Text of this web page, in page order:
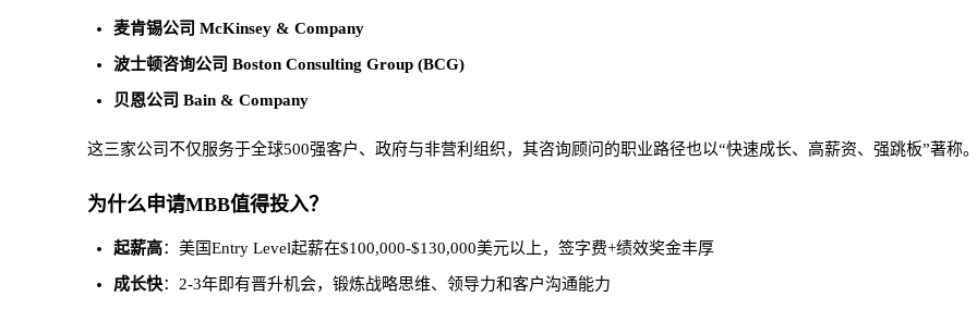
麦肯锡公司 McKinsey & Company
波士顿咨询公司 Boston Consulting Group (BCG)
贝恩公司 Bain & Company
这三家公司不仅服务于全球500强客户、政府与非营利组织，其咨询顾问的职业路径也以“快速成长、高薪资、强跳板”著称
为什么申请MBB值得投入？
起薪高：美国Entry Level起薪在$100,000-$130,000美元以上，签字费+绩效奖金丰厚
成长快：2-3年即有晋升机会，锻炼战略思维、领导力和客户沟通能力